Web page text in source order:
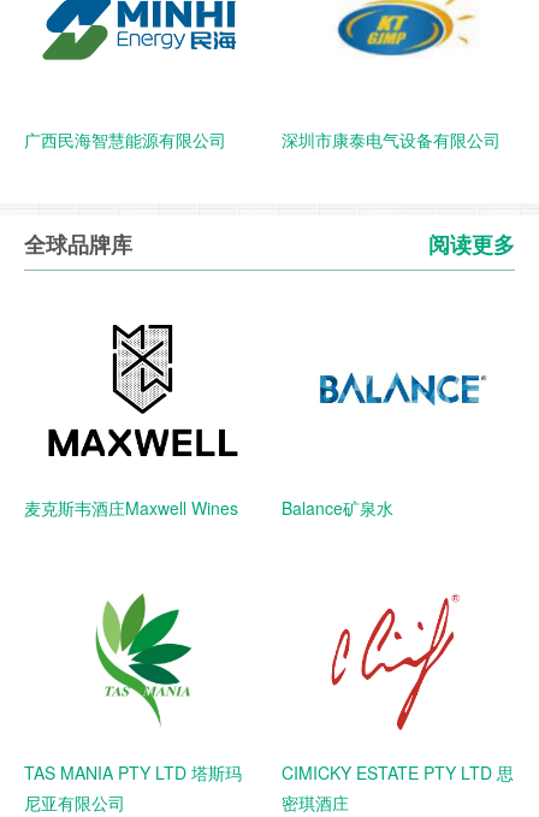
广西民海智慧能源有限公司 深圳市康泰电气设备有限公司
全球品牌库 阅读更多
麦克斯韦酒庄Maxwell Wines Balance矿泉水
TAS MANIA PTY LTD 塔斯玛
尼亚有限公司
CIMICKY ESTATE PTY LTD 思
密琪酒庄